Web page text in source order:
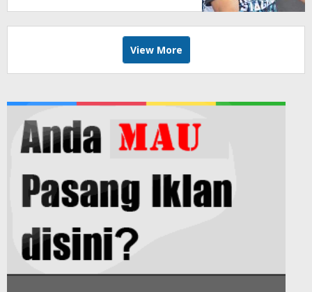
View More